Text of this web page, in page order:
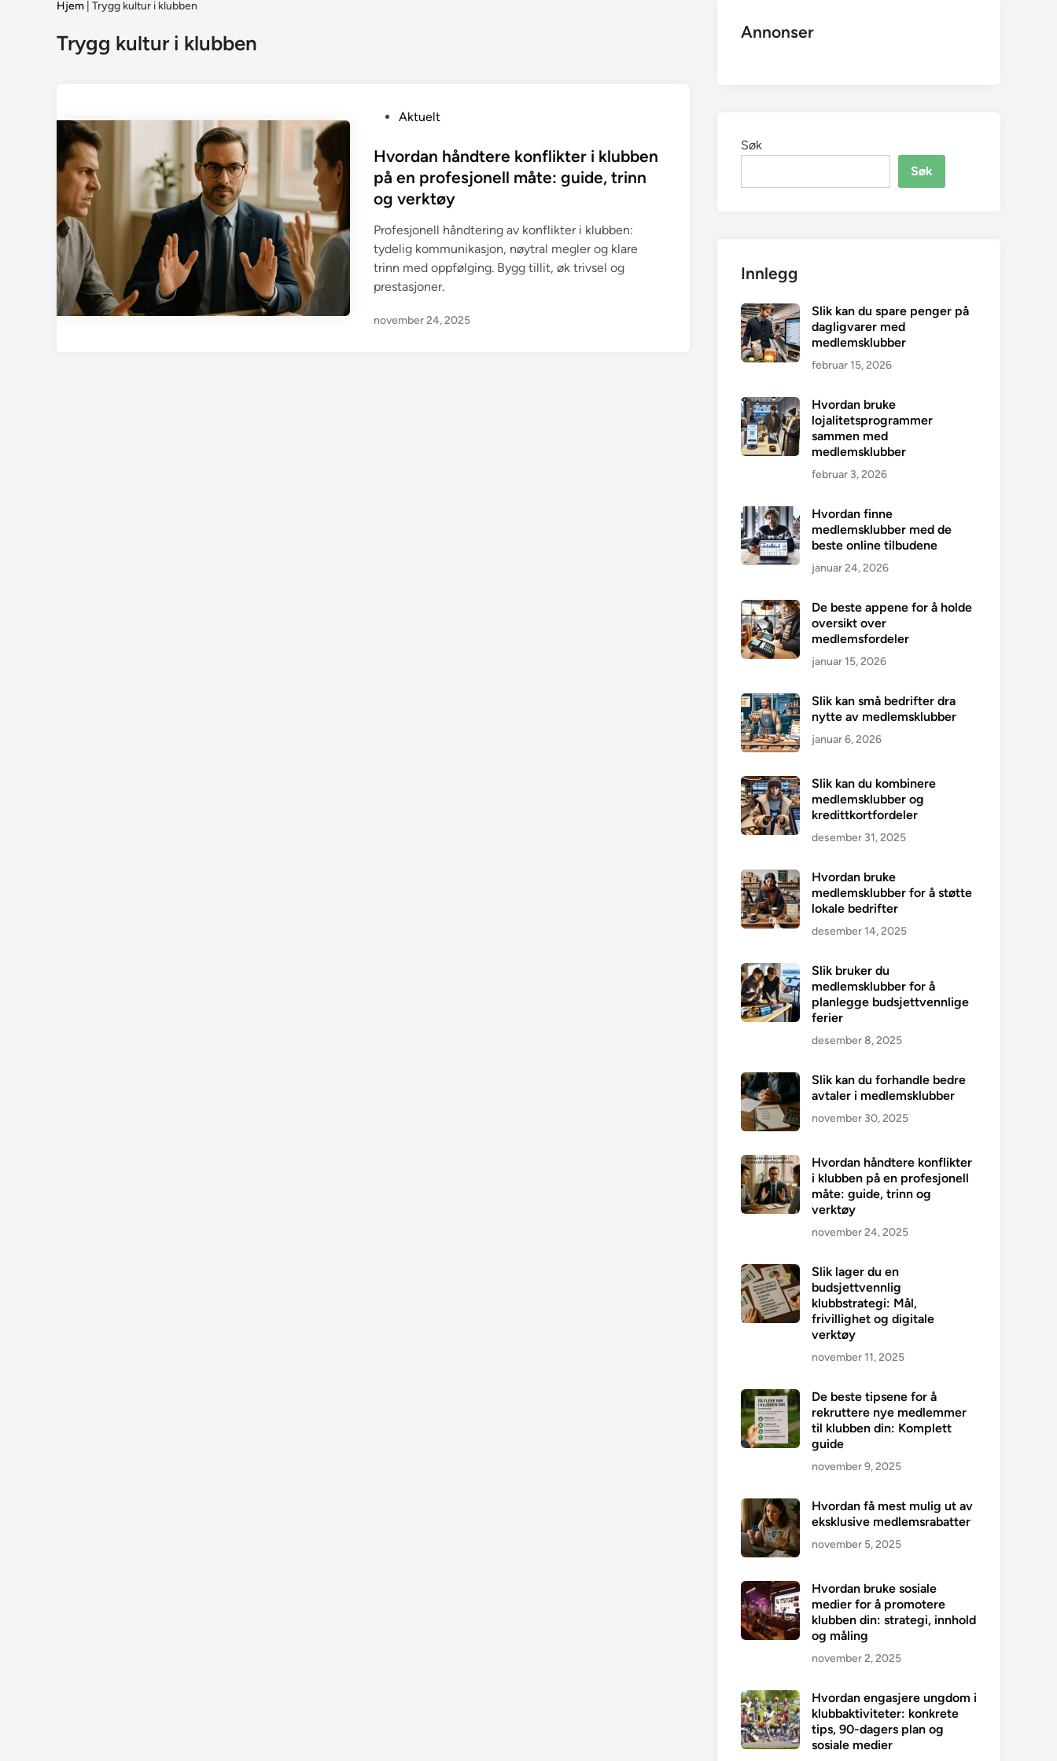
Hjem Trygg kultur i klubben
Trygg kultur i klubben
s
t
e
d
i
n
Aktuelt
Hvordan håndtere konflikter i klubben
på en profesjonell måte: guide, trinn
og verktøy
Profesjonell håndtering av konflikter i klubben:
tydelig kommunikasjon, nøytral megler og klare
trinn med oppfølging. Bygg tillit, øk trivsel og
prestasjoner.
november 24, 2025
Annonser
Søk
Søk
Innlegg
Slik kan du spare penger på
dagligvarer med
medlemsklubber
februar 15, 2026
Hvordan bruke
lojalitetsprogrammer
sammen med
medlemsklubber
februar 3, 2026
Hvordan finne
medlemsklubber med de
beste online tilbudene
januar 24, 2026
De beste appene for å holde
oversikt over
medlemsfordeler
januar 15, 2026
Slik kan små bedrifter dra
nytte av medlemsklubber
januar 6, 2026
Slik kan du kombinere
medlemsklubber og
kredittkortfordeler
desember 31, 2025
Hvordan bruke
medlemsklubber for å støtte
lokale bedrifter
desember 14, 2025
Slik bruker du
medlemsklubber for å
planlegge budsjettvennlige
ferier
desember 8, 2025
Slik kan du forhandle bedre
avtaler i medlemsklubber
november 30, 2025
Hvordan håndtere konflikter
i klubben på en profesjonell
måte: guide, trinn og
verktøy
november 24, 2025
Slik lager du en
budsjettvennlig
klubbstrategi: Mål,
frivillighet og digitale
verktøy
november 11, 2025
De beste tipsene for å
rekruttere nye medlemmer
til klubben din: Komplett
guide
november 9, 2025
Hvordan få mest mulig ut av
eksklusive medlemsrabatter
november 5, 2025
Hvordan bruke sosiale
medier for å promotere
klubben din: strategi, innhold
og måling
november 2, 2025
Hvordan engasjere ungdom i
klubbaktiviteter: konkrete
tips, 90-dagers plan og
sosiale medier